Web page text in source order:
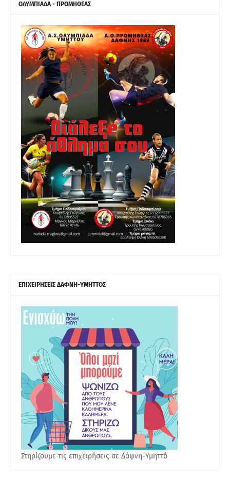
ΟΛΥΜΠΙΑΔΑ - ΠΡΟΜΗΘΕΑΣ
ΕΠΙΧΕΙΡΗΣΕΙΣ ΔΑΦΝΗ-ΥΜΗΤΤΟΣ
Στηρίζουμε τις επιχειρήσεις σε Δάφνη-Υμηττό